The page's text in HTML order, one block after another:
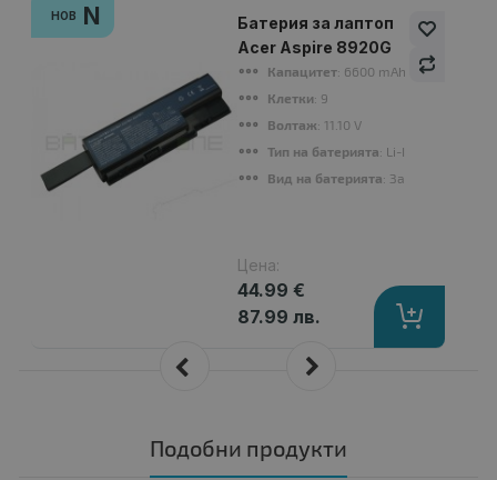
НОВ N
Батерия за лаптоп
Acer Aspire 8920G
Капацитет: 6600 mAh
Клетки: 9
Волтаж: 11.10 V
Тип на батерията: Li-Ion
Вид на батерията: Заместител
Цена:
44.99 €
87.99 лв.
Подобни продукти